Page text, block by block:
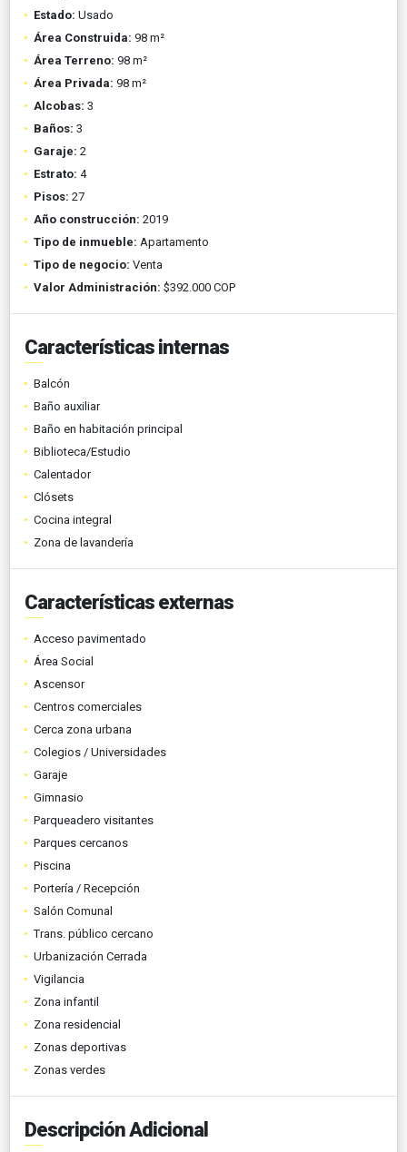
Estado: Usado
Área Construida: 98 m²
Área Terreno: 98 m²
Área Privada: 98 m²
Alcobas: 3
Baños: 3
Garaje: 2
Estrato: 4
Pisos: 27
Año construcción: 2019
Tipo de inmueble: Apartamento
Tipo de negocio: Venta
Valor Administración: $392.000 COP
Características internas
Balcón
Baño auxiliar
Baño en habitación principal
Biblioteca/Estudio
Calentador
Clósets
Cocina integral
Zona de lavandería
Características externas
Acceso pavimentado
Área Social
Ascensor
Centros comerciales
Cerca zona urbana
Colegios / Universidades
Garaje
Gimnasio
Parqueadero visitantes
Parques cercanos
Piscina
Portería / Recepción
Salón Comunal
Trans. público cercano
Urbanización Cerrada
Vigilancia
Zona infantil
Zona residencial
Zonas deportivas
Zonas verdes
Descripción Adicional